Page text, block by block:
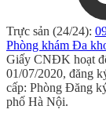
Trực sản (24/24):
Phòng khám Đa
Giấy CNĐK hoạt
01/07/2020, đăng
cấp: Phòng Đăng
phố Hà Nội.